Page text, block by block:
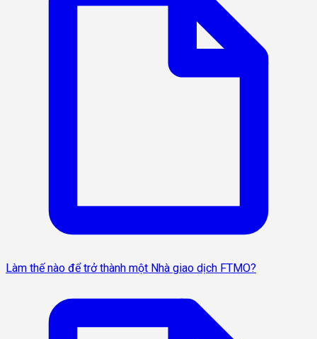
Làm thế nào để trở thành một Nhà giao dịch FTMO?